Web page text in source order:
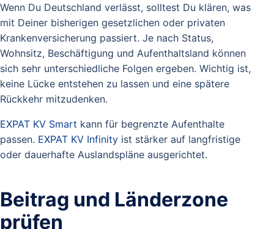
Wenn Du Deutschland verlässt, solltest Du klären, was
mit Deiner bisherigen gesetzlichen oder privaten
Krankenversicherung passiert. Je nach Status,
Wohnsitz, Beschäftigung und Aufenthaltsland können
sich sehr unterschiedliche Folgen ergeben. Wichtig ist,
keine Lücke entstehen zu lassen und eine spätere
Rückkehr mitzudenken.
EXPAT KV Smart kann für begrenzte Aufenthalte
passen. EXPAT KV Infinity ist stärker auf langfristige
oder dauerhafte Auslandspläne ausgerichtet.
Beitrag und Länderzone
prüfen